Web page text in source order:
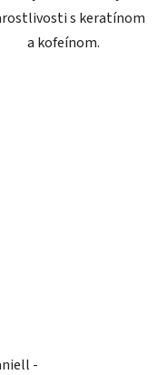
s keratínom
a kofeínom.
-